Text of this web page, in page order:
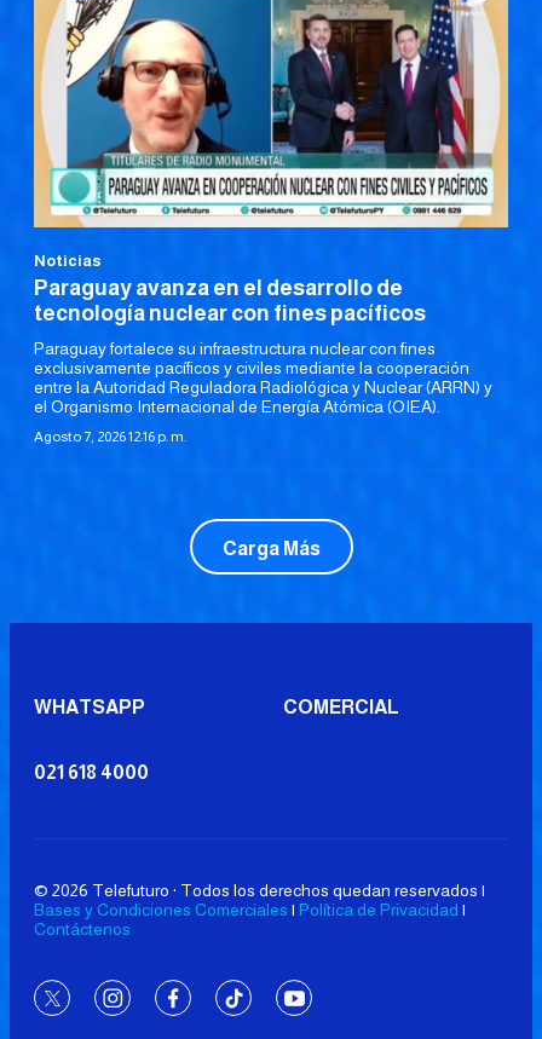
Noticias
Paraguay avanza en el desarrollo de
tecnología nuclear con fines pacíficos
Paraguay fortalece su infraestructura nuclear con fines
exclusivamente pacíficos y civiles mediante la cooperación
entre la Autoridad Reguladora Radiológica y Nuclear (ARRN) y
el Organismo Internacional de Energía Atómica (OIEA).
Agosto 7, 2026 12:16 p. m.
Carga Más
WHATSAPP COMERCIAL
021 618 4000
© 2026 Telefuturo · Todos los derechos quedan reservados |
Bases y Condiciones Comerciales | Política de Privacidad |
Contáctenos
twitterinstagramfacebooktiktok youtube